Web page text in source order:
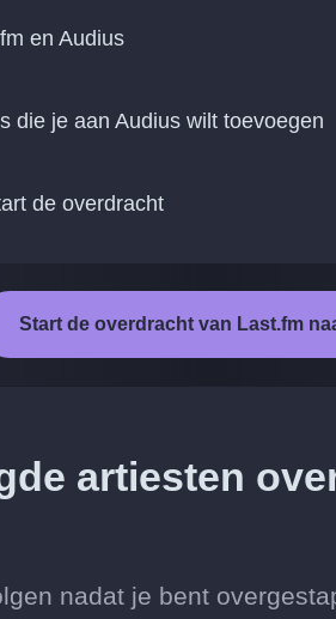
en Audius
die je aan Audius wilt toevoegen
de overdracht
Start de overdracht van Last.fm
artiesten
nadat je bent